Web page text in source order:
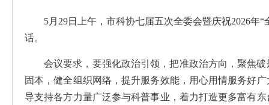
5月29日上午，市科协七届五次全委会暨庆祝2026年
话。
会议要求，要强化政治引领，把准政治方向，聚焦
固本，健全组织网络，提升服务效能，用心用情服务好
导支持各方力量广泛参与科普事业，着力打造更多富有